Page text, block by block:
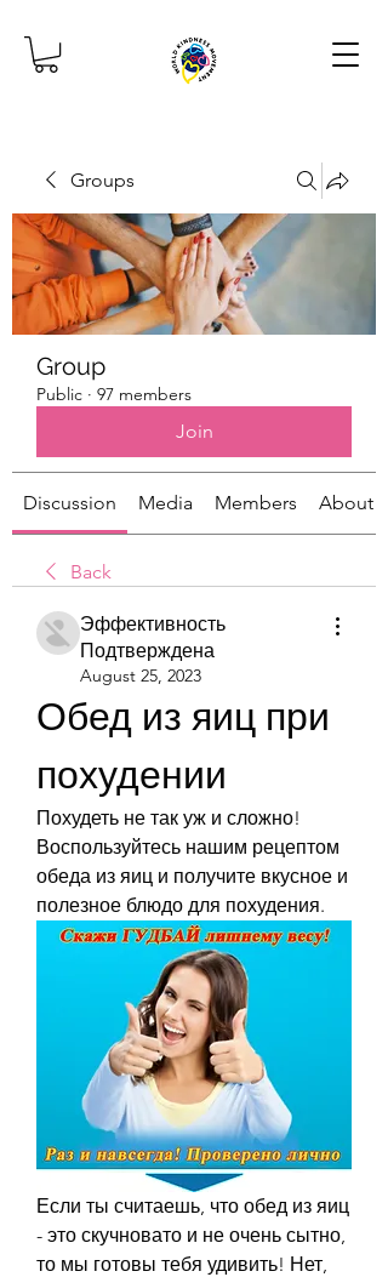
Groups
Group
Public · 97 members
Join
Discussion Media Members About
Back
Эффективность
Подтверждена
August 25, 2023
Обед из яиц при
похудении
Похудеть не так уж и сложно!
Воспользуйтесь нашим рецептом
обеда из яиц и получите вкусное и
полезное блюдо для похудения.
Если ты считаешь, что обед из яиц
- это скучновато и не очень сытно,
то мы готовы тебя удивить! Нет,